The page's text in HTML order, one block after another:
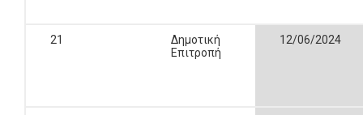
21
Δημοτική
Επιτροπή
12/06/2024